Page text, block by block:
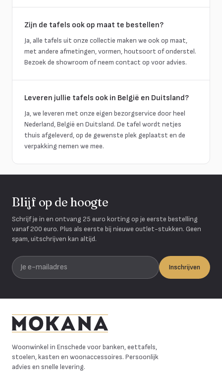
Zijn de tafels ook op maat te bestellen?
Ja, alle tafels uit onze collectie maken we ook op maat,
met andere afmetingen, vormen, houtsoort of onderstel.
Bezoek de showroom of neem contact op voor advies.
Leveren jullie tafels ook in België en Duitsland?
Ja, we leveren met onze eigen bezorgservice door heel
Nederland, België en Duitsland. De tafel wordt netjes
thuis afgeleverd, op de gewenste plek geplaatst en de
verpakking nemen we mee.
Blijf op de hoogte
Schrijf je in en ontvang 25 euro korting op je eerste bestelling
vanaf 200 euro. Plus als eerste bij nieuwe outlet-stukken. Geen
spam, uitschrijven kan altijd.
Je e-mailadres
Inschrijven
Woonwinkel in Enschede voor banken, eettafels,
stoelen, kasten en woonaccessoires. Persoonlijk
advies en snelle levering.